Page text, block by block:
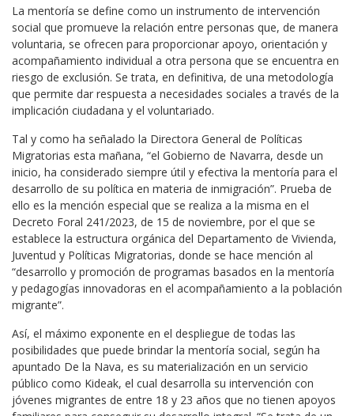
La mentoría se define como un instrumento de intervención
social que promueve la relación entre personas que, de manera
voluntaria, se ofrecen para proporcionar apoyo, orientación y
acompañamiento individual a otra persona que se encuentra en
riesgo de exclusión. Se trata, en definitiva, de una metodología
que permite dar respuesta a necesidades sociales a través de la
implicación ciudadana y el voluntariado.
Tal y como ha señalado la Directora General de Políticas
Migratorias esta mañana, “el Gobierno de Navarra, desde un
inicio, ha considerado siempre útil y efectiva la mentoría para el
desarrollo de su política en materia de inmigración”. Prueba de
ello es la mención especial que se realiza a la misma en el
Decreto Foral 241/2023, de 15 de noviembre, por el que se
establece la estructura orgánica del Departamento de Vivienda,
Juventud y Políticas Migratorias, donde se hace mención al
“desarrollo y promoción de programas basados en la mentoría
y pedagogías innovadoras en el acompañamiento a la población
migrante”.
Así, el máximo exponente en el despliegue de todas las
posibilidades que puede brindar la mentoría social, según ha
apuntado De la Nava, es su materialización en un servicio
público como Kideak, el cual desarrolla su intervención con
jóvenes migrantes de entre 18 y 23 años que no tienen apoyos